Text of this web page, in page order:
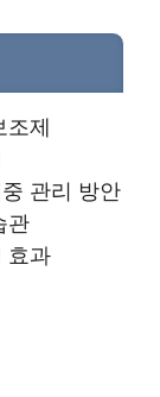
조제
관리 방안
관
효과